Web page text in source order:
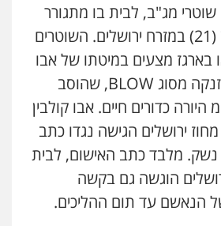
מג"ב, לבית בו מתגורר
מוחמד אבו קולבין (21) במזרח ירושלים. השוטרים
בארגז מצעים במיטתו של אבו
קולבין אקדח גז/הזנקה מסוג BLOW, שהוסב
אקדח 9 מ"מ היורה כדורים חיים. אבו קולבין
ירושלים הגישה נגדו כתב
מלבד כתב האישום, לבית
הוגשה גם בקשה
הנאשם עד תום ההליכים.